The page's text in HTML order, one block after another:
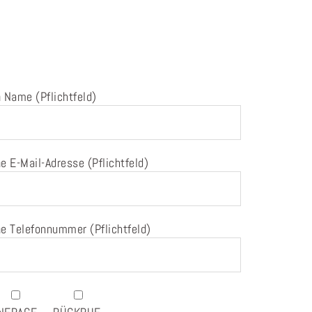
Name (Pflichtfeld)
E-Mail-Adresse (Pflichtfeld)
Telefonnummer (Pflichtfeld)